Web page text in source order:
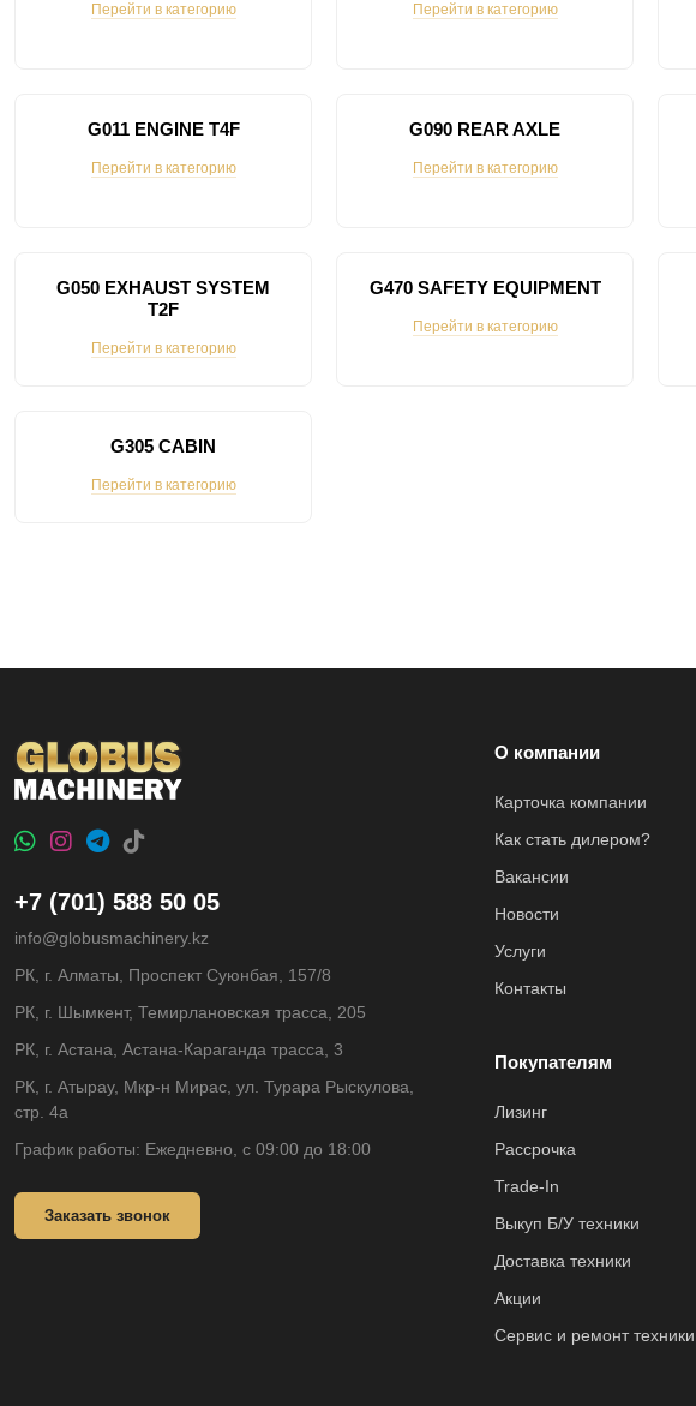
Перейти в категорию Перейти в категорию
G011 ENGINE T4F
Перейти в категорию
G090 REAR AXLE
Перейти в категорию
G050 EXHAUST SYSTEM
T2F
Перейти в категорию
G470 SAFETY EQUIPMENT
Перейти в категорию
G305 CABIN
Перейти в категорию
+7 (701) 588 50 05
info@globusmachinery.kz
РК, г. Алматы, Проспект Суюнбая, 157/8
РК, г. Шымкент, Темирлановская трасса, 205
РК, г. Астана, Астана-Караганда трасса, 3
РК, г. Атырау, Мкр-н Мирас, ул. Турара Рыскулова,
стр. 4а
График работы: Ежедневно, с 09:00 до 18:00
Заказать звонок
О компании
Карточка компании
Как стать дилером?
Вакансии
Новости
Услуги
Контакты
Покупателям
Лизинг
Рассрочка
Trade-In
Выкуп Б/У техники
Доставка техники
Акции
Сервис и ремонт техники